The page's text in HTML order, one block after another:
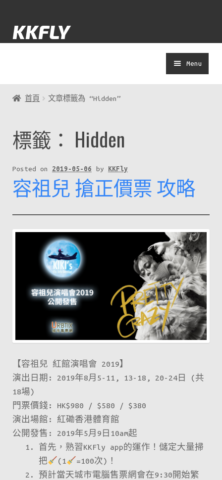
to
to
KKFLY
Menu
著數
演唱會
首頁 文章標籤為 “Hidden”
標籤： Hidden
Posted on 2019-05-06 by KKFly
容祖兒 搶正價票 攻略
【容祖兒 紅館演唱會 2019】
演出日期: 2019年8月5-11, 13-18, 20-24日 (共
18場)
門票價錢: HK$980 / $580 / $380
演出場館: 紅磡香港體育館
公開發售: 2019年5月9日10am起
首先，熟習KKFly app的運作！儲定大量掃
把
(1
=100次)！
預計當天城市電腦售票網會在9:30開始繁